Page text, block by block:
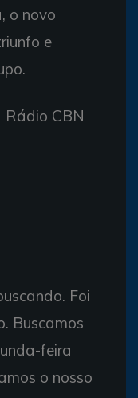
o novo
e
Rádio CBN
Foi
Buscamos
feira
o nosso